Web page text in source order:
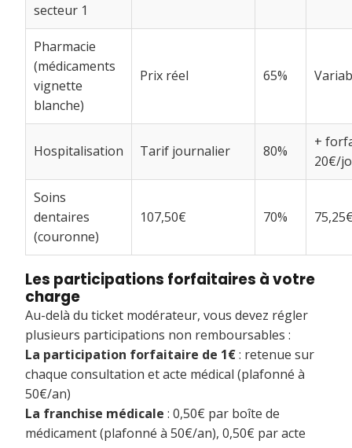
secteur 1
Pharmacie
(médicaments
vignette
blanche)
Prix réel 65%
Hospitalisation Tarif journalier 80%
+
20€/
Soins
dentaires
(couronne)
107,50€ 70%
Les participations forfaitaires à votre
charge
Au-delà du ticket modérateur, vous devez régler
plusieurs participations non remboursables :
La participation forfaitaire de 1€: retenue sur
chaque consultation et acte médical (plafonné à
50€/an)
La franchise médicale : 0,50€ par boîte de
médicament (plafonné à 50€/an), 0,50€ par acte